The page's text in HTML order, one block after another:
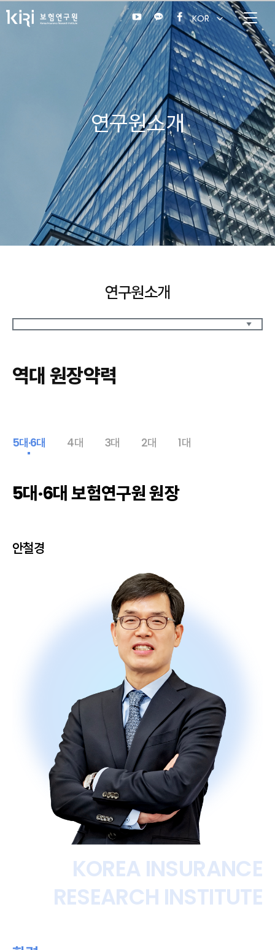
KOR
연구원소개
연구원소개
역대 원장약력
설립목적 / 연혁
찾아오시는길
역대 원장약력
5대·6대 4대 3대 2대 1대
5대·6대 보험연구원 원장
안철경
KOREA INSURANCE
RESEARCH INSTITUTE